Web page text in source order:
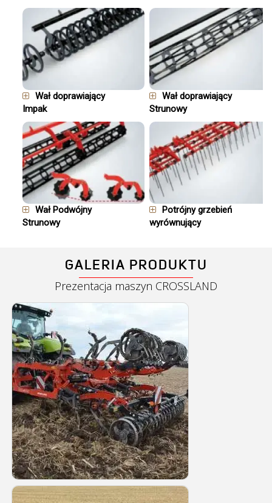
Wał doprawiający
Impak
Wał doprawiający
Strunowy
Wał Podwójny
Strunowy
Potrójny grzebień
wyrównujący
GALERIA PRODUKTU
Prezentacja maszyn CROSSLAND